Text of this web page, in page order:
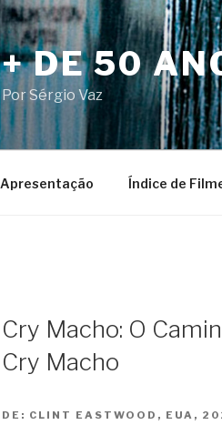
+ DE 50
Por Sérgio Vaz
Apresentação Índice de
Cry Macho: O
Cry Macho
DE: CLINT EASTWOOD, EUA,